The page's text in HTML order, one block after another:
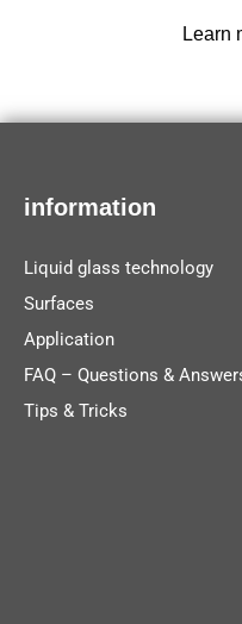
Learn
information
Liquid glass technology
Surfaces
Application
FAQ – Questions &
Tips & Tricks